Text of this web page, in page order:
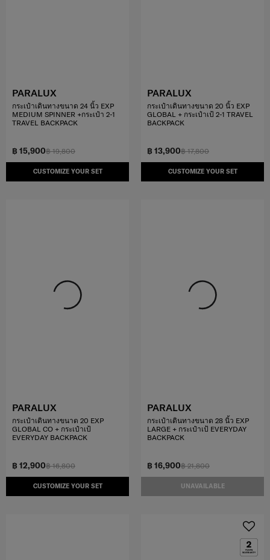
฿ 19,800
฿ 15,900
CUSTOMIZE YOUR SET
PARALUX
กระเป๋าเดินทางขนาด 24 นิ้ว EXP
MEDIUM SPINNER +กระเป๋า 2-1
TRAVEL BACKPACK
฿ 17,800
฿ 13,900
CUSTOMIZE YOUR SET
PARALUX
กระเป๋าเดินทางขนาด 20 นิ้ว EXP
GLOBAL + กระเป๋าเป้ 2-1 TRAVEL
BACKPACK
฿ 16,800
฿ 12,900
CUSTOMIZE YOUR SET
PARALUX
กระเป๋าเดินทางขนาด 20 EXP
GLOBAL CO + กระเป๋าเป้
EVERYDAY BACKPACK
฿ 21,800
฿ 16,900
UNAVAILABLE
PARALUX
กระเป๋าเดินทางขนาด 28 นิ้ว EXP
LARGE + กระเป๋าเป้ EVERYDAY
BACKPACK